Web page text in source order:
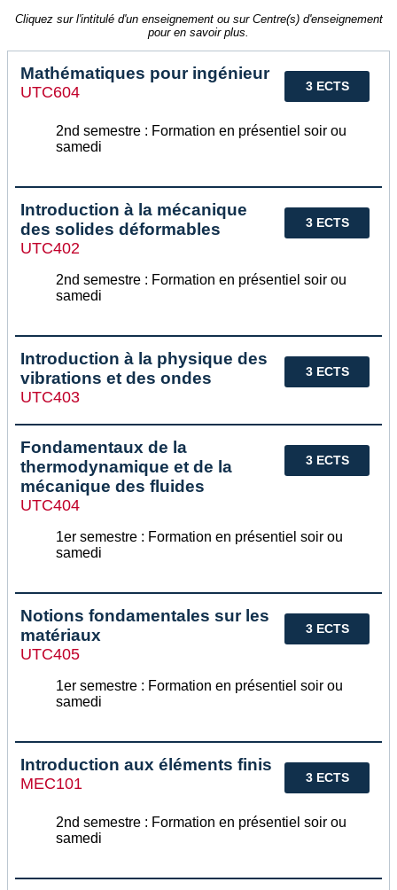
Cliquez sur l'intitulé d'un enseignement ou sur Centre(s) d'enseignement
pour en savoir plus.
3 ECTS
Mathématiques pour ingénieur
UTC604
2nd semestre : Formation en présentiel soir ou
samedi
3 ECTS
Introduction à la mécanique
des solides déformables
UTC402
2nd semestre : Formation en présentiel soir ou
samedi
3 ECTS
Introduction à la physique des
vibrations et des ondes
UTC403
3 ECTS
Fondamentaux de la
thermodynamique et de la
mécanique des fluides
UTC404
1er semestre : Formation en présentiel soir ou
samedi
3 ECTS
Notions fondamentales sur les
matériaux
UTC405
1er semestre : Formation en présentiel soir ou
samedi
3 ECTS
Introduction aux éléments finis
MEC101
2nd semestre : Formation en présentiel soir ou
samedi